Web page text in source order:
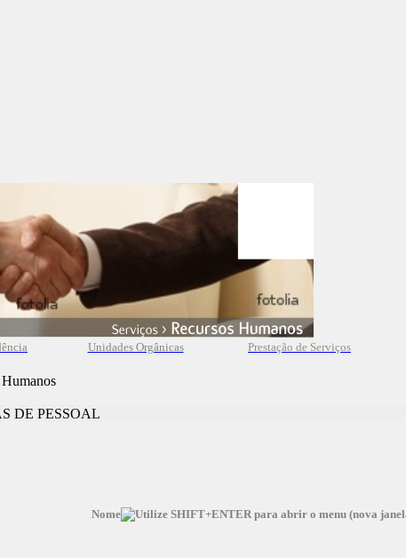
Unidades Orgânicas Prestação de Serviços
DE PESSOAL
Nome